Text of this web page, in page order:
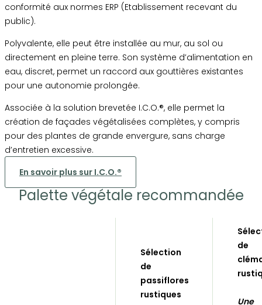
conformité aux normes ERP (Etablissement recevant du
public).
Polyvalente, elle peut être installée au mur, au sol ou
directement en pleine terre. Son système d’alimentation en
eau, discret, permet un raccord aux gouttières existantes
pour une autonomie prolongée.
Associée à la solution brevetée I.C.O.®, elle permet la
création de façades végétalisées complètes, y compris
pour des plantes de grande envergure, sans charge
d’entretien excessive.
En savoir plus sur I.C.O.®
Palette végétale recommandée
Sélection
de
passiflores
rustiques
de
Une